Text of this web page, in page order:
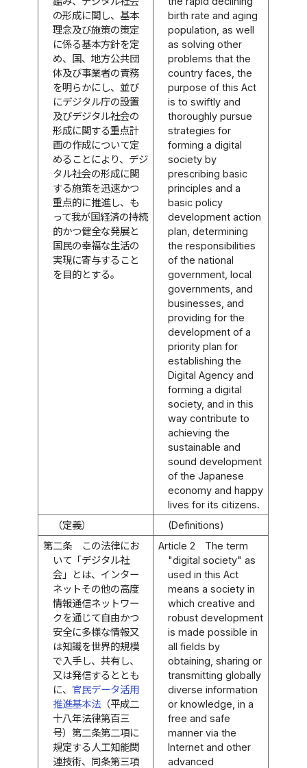
の形成に関し、基本
理念及び施策の策定
に係る基本方針を定
め、国、地方公共団
体及び事業者の責務
を明らかにし、並び
にデジタル庁の設置
及びデジタル社会の
形成に関する重点計
画の作成について定
めることにより、デジ
タル社会の形成に関
する施策を迅速かつ
重点的に推進し、も
って我が国経済の持続
的かつ健全な発展と
国民の幸福な生活の
実現に寄与すること
を目的とする。
birth rate and aging
population, as well
as solving other
problems that the
country faces, the
purpose of this Act
is to swiftly and
thoroughly pursue
strategies for
forming a digital
society by
prescribing basic
principles and a
basic policy
development action
plan, determining
the responsibilities
of the national
government, local
governments, and
businesses, and
providing for the
development of a
priority plan for
establishing the
Digital Agency and
forming a digital
society, and in this
way contribute to
achieving the
sustainable and
sound development
of the Japanese
economy and happy
lives for its citizens.
（定義）
(Definitions)
第二条
この法律にお
いて「デジタル社
会」とは、インター
ネットその他の高度
情報通信ネットワー
クを通じて自由かつ
安全に多様な情報又
は知識を世界的規模
で入手し、共有し、
又は発信するととも
に、 官民データ活用
推進基本法（平成二
十八年法律第百三
号）第二条第二項に
規定する人工知能関
連技術、同条第三項
Article 2
The term
"digital society" as
used in this Act
means a society in
which creative and
robust development
is made possible in
all fields by
obtaining, sharing or
transmitting globally
diverse information
or knowledge, in a
free and safe
manner via the
Internet and other
advanced